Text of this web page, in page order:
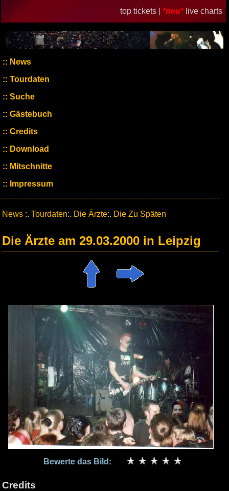
top tickets | *neu* live charts
News
Tourdaten
Suche
Gästebuch
Credits
Download
Mitschnitte
Impressum
News :. Tourdaten:. Die Ärzte:. Die Zu Späten
Die Ärzte am 29.03.2000 in Leipzig
Bewerte das Bild:
Credits